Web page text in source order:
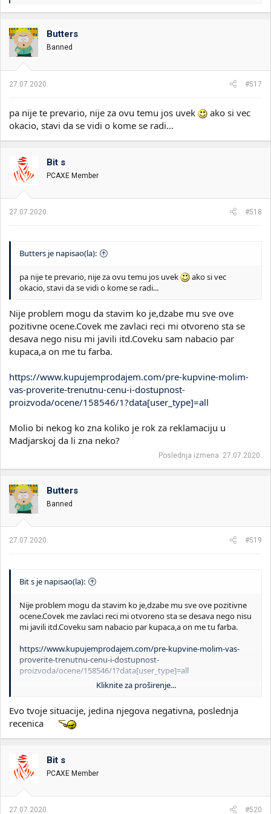
a
o
v
a
n
:
Butters
Banned
27.07.2020. #517
pa nije te prevario, nije za ovu temu jos uvek
ako si vec
okacio, stavi da se vidi o kome se radi...
Bit s
PCAXE Member
27.07.2020. #518
Butters je napisao(la):
pa nije te prevario, nije za ovu temu jos uvek
ako si vec
okacio, stavi da se vidi o kome se radi...
Nije problem mogu da stavim ko je,dzabe mu sve ove
pozitivne ocene.Covek me zavlaci reci mi otvoreno sta se
desava nego nisu mi javili itd.Coveku sam nabacio par
kupaca,a on me tu farba.
https://www.kupujemprodajem.com/pre-kupvine-molim-
vas-proverite-trenutnu-cenu-i-dostupnost-
proizvoda/ocene/158546/1?data[user_type]=all
Molio bi nekog ko zna koliko je rok za reklamaciju u
Madjarskoj da li zna neko?
Poslednja izmena: 27.07.2020.
Butters
Banned
27.07.2020. #519
Bit s je napisao(la):
Nije problem mogu da stavim ko je,dzabe mu sve ove pozitivne
ocene.Covek me zavlaci reci mi otvoreno sta se desava nego nisu
mi javili itd.Coveku sam nabacio par kupaca,a on me tu farba.
https://www.kupujemprodajem.com/pre-kupvine-molim-vas-
proverite-trenutnu-cenu-i-dostupnost-
proizvoda/ocene/158546/1?data[user_type]=all
Molio bi nekog ko zna koliko je rok za reklamaciju u Madjarskoj
Kliknite za proširenje...
Evo tvoje situacije, jedina njegova negativna, poslednja
recenica
Bit s
PCAXE Member
27.07.2020. #520